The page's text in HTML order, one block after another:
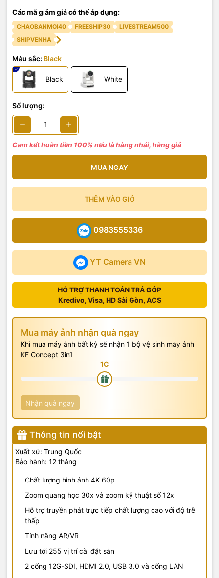
Các mã giảm giá có thể áp dụng:
CHAOBANMOI40 FREESHIP30
LIVESTREAM500
SHIPVENHA
Màu sắc: Black
Black White
Số lượng:
Cam kết hoàn tiền 100% nếu là hàng nhái, hàng giả
MUA NGAY
THÊM VÀO GIỎ
YT Camera VN
0983555336
HỖ TRỢ THANH TOÁN TRẢ GÓP
Kredivo, Visa, HD Sài Gòn, ACS
Mua máy ảnh nhận quà ngay
Khi mua máy ảnh bất kỳ sẽ nhận 1 bộ vệ sinh máy ảnh
KF Concept 3in1
Nhận quà ngay
Thông tin nổi bật
Xuất xứ: Trung Quốc
Bảo hành: 12 tháng
Chất lượng hình ảnh 4K 60p
Zoom quang học 30x và zoom kỹ thuật số 12x
Hỗ trợ truyền phát trực tiếp chất lượng cao với độ trễ
thấp
Tính năng AR/VR
Lưu tới 255 vị trí cài đặt sẵn
2 cổng 12G-SDI, HDMI 2.0, USB 3.0 và cổng LAN